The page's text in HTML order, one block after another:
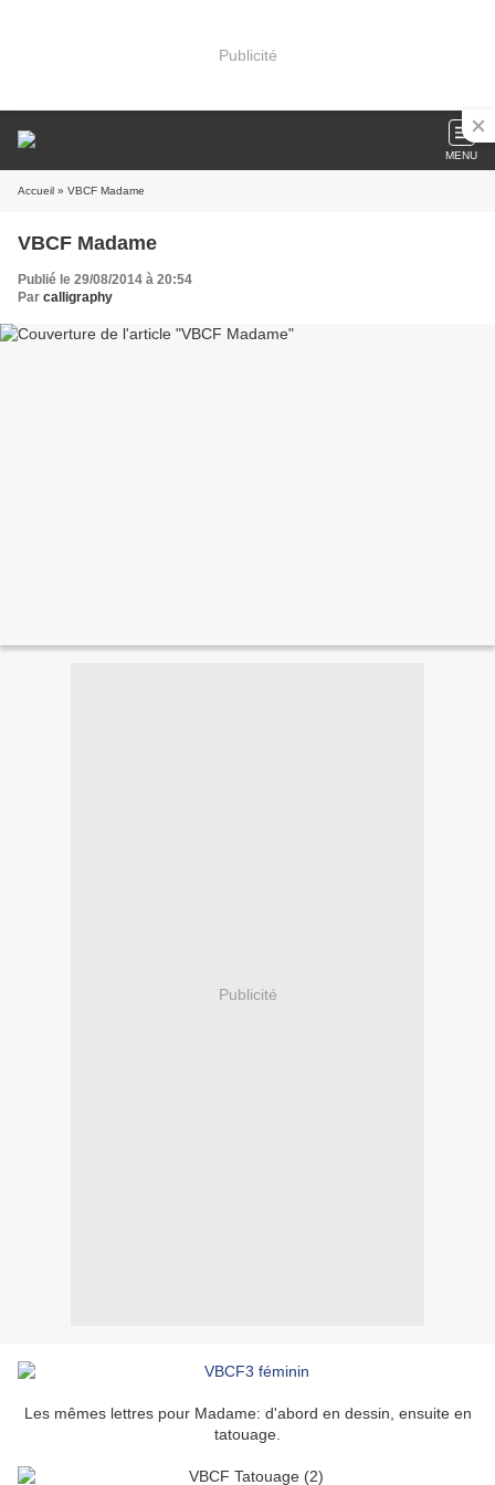
Publicité
MENU
Accueil » VBCF Madame
VBCF Madame
Publié le 29/08/2014 à 20:54
Par calligraphy
Publicité
Les mêmes lettres pour Madame: d'abord en dessin, ensuite en
tatouage.